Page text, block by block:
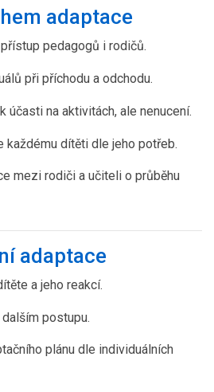
adaptace
pedagogů i rodičů.
při příchodu a odchodu.
účasti na aktivitách, ale nenucení.
každému dítěti dle jeho potřeb.
mezi rodiči a učiteli o průběhu
adaptace
a jeho reakcí.
postupu.
plánu dle individuálních